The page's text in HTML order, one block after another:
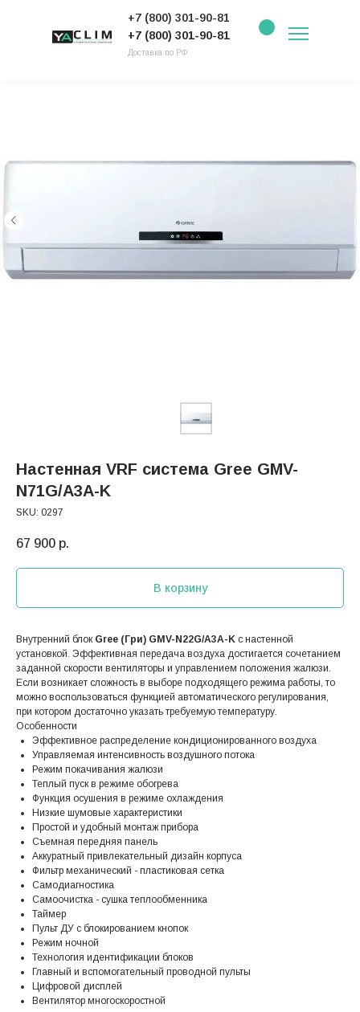
Доставка по РФ
+7 (800) 301-90-81
+7 (800) 301-90-81
Настенная VRF система Gree GMV-
N71G/A3A-K
SKU: 0297
67 900 р.
В корзину
Внутренний блок Gree (Гри) GMV-N22G/A3A-K с настенной
установкой. Эффективная передача воздуха достигается сочетанием
заданной скорости вентиляторы и управлением положения жалюзи.
Если возникает сложность в выборе подходящего режима работы, то
можно воспользоваться функцией автоматического регулирования,
при котором достаточно указать требуемую температуру.
Особенности
Эффективное распределение кондиционированного воздуха
Управляемая интенсивность воздушного потока
Режим покачивания жалюзи
Теплый пуск в режиме обогрева
Функция осушения в режиме охлаждения
Низкие шумовые характеристики
Простой и удобный монтаж прибора
Съемная передняя панель
Аккуратный привлекательный дизайн корпуса
Фильтр механический - пластиковая сетка
Самодиагностика
Самоочистка - сушка теплообменника
Таймер
Пульт ДУ с блокированием кнопок
Режим ночной
Технология идентификации блоков
Главный и вспомогательный проводной пульты
Цифровой дисплей
Вентилятор многоскоростной